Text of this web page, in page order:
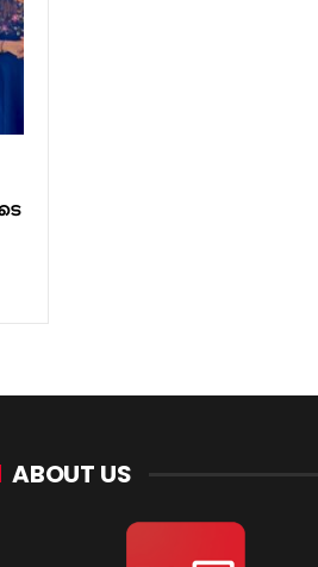
ABOUT US